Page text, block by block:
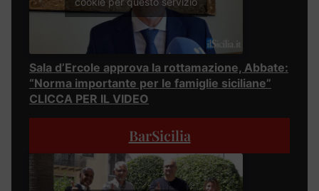
Sala d’Ercole approva la rottamazione, Abbate:
“Norma importante per le famiglie siciliane”
CLICCA PER IL VIDEO
BarSicilia